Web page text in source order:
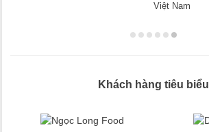
Việt Nam
Khách hàng tiêu biểu